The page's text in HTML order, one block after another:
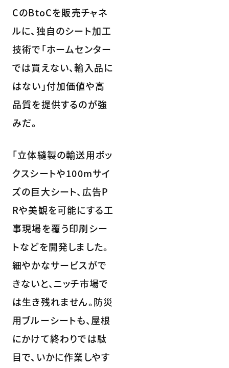
CのBtoCを販売チャネ
ルに、独自のシート加工
技術で「ホームセンター
では買えない、輸入品に
はない」付加価値や高
品質を提供するのが強
みだ。
「立体縫製の輸送用ボッ
クスシートや100mサイ
ズの巨大シート、広告P
Rや美観を可能にする工
事現場を覆う印刷シー
トなどを開発しました。
細やかなサービスがで
きないと、ニッチ市場で
は生き残れません。防災
用ブルーシートも、屋根
にかけて終わりでは駄
目で、いかに作業しやす